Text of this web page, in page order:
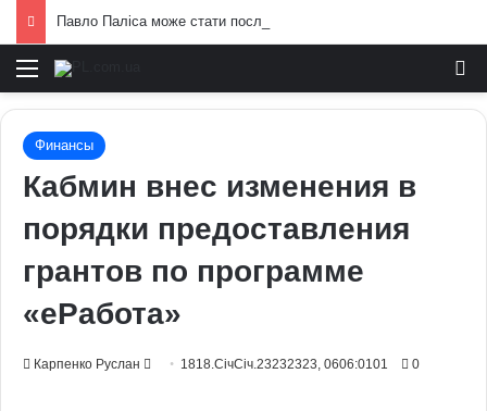
Меню
Финансы
Кабмин внес изменения в
порядки предоставления
грантов по программе
«еРабота»
Карпенко Руслан
Send 1818.СічСіч.23232323, 0606:0101 0